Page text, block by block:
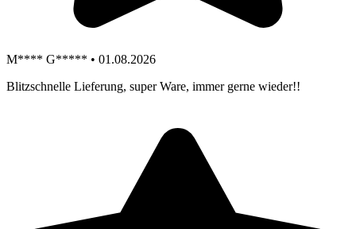
M**** G***** • 01.08.2026
Blitzschnelle Lieferung, super Ware, immer gerne wieder!!